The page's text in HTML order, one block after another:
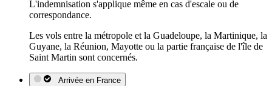
L'indemnisation s'applique même en cas d'escale ou de
correspondance.
Les vols entre la métropole et la Guadeloupe, la Martinique, la
Guyane, la Réunion, Mayotte ou la partie française de l'île de
Saint Martin sont concernés.
Arrivée en France